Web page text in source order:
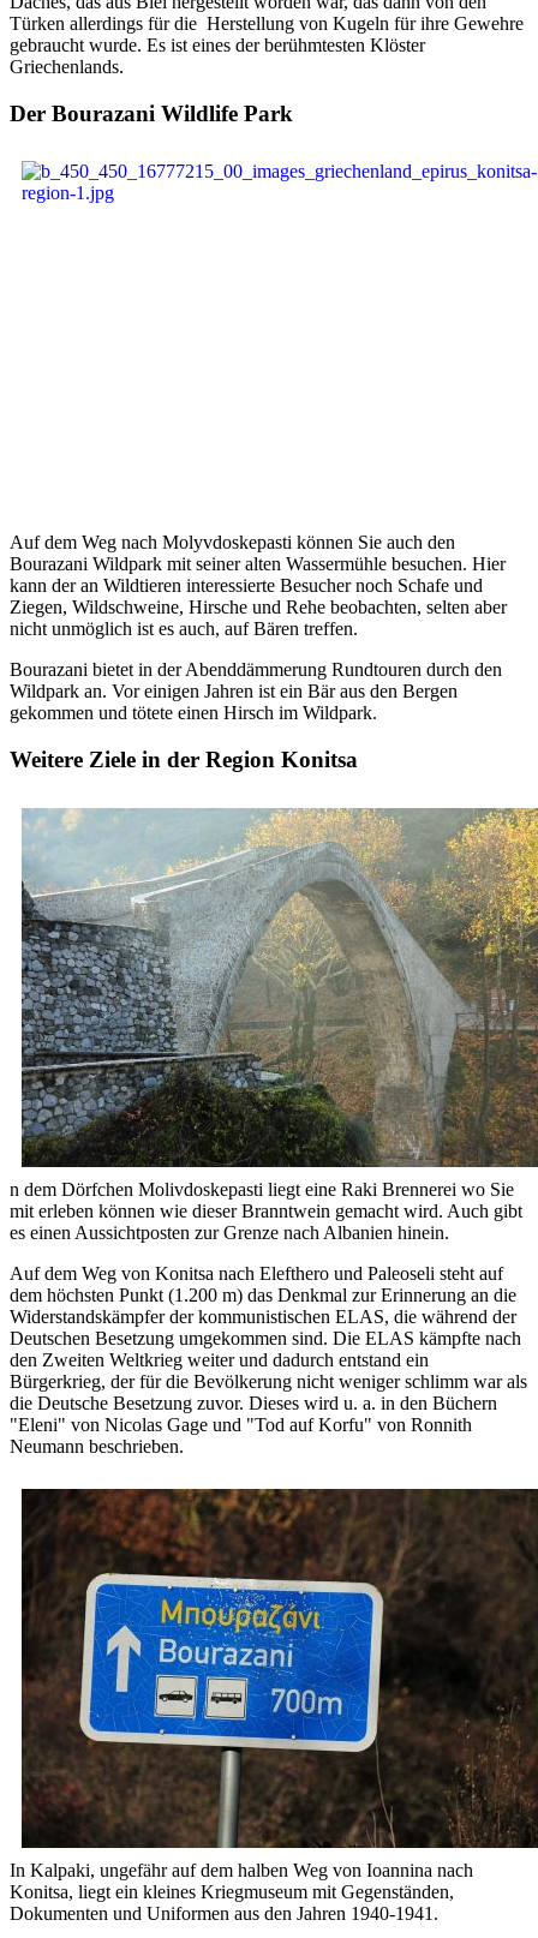
Türken allerdings für die Herstellung von Kugeln für ihre Gewehre
gebraucht wurde. Es ist eines der berühmtesten Klöster
Griechenlands.
Der Bourazani Wildlife Park
Auf dem Weg nach Molyvdoskepasti können Sie auch den
Bourazani Wildpark mit seiner alten Wassermühle besuchen. Hier
kann der an Wildtieren interessierte Besucher noch Schafe und
Ziegen, Wildschweine, Hirsche und Rehe beobachten, selten aber
nicht unmöglich ist es auch, auf Bären treffen.
Bourazani bietet in der Abenddämmerung Rundtouren durch den
Wildpark an. Vor einigen Jahren ist ein Bär aus den Bergen
gekommen und tötete einen Hirsch im Wildpark.
Weitere Ziele in der Region Konitsa
n dem Dörfchen Molivdoskepasti liegt eine Raki Brennerei wo Sie
mit erleben können wie dieser Branntwein gemacht wird. Auch gibt
es einen Aussichtposten zur Grenze nach Albanien hinein.
Auf dem Weg von Konitsa nach Elefthero und Paleoseli steht auf
dem höchsten Punkt (1.200 m) das Denkmal zur Erinnerung an die
Widerstandskämpfer der kommunistischen ELAS, die während der
Deutschen Besetzung umgekommen sind. Die ELAS kämpfte nach
den Zweiten Weltkrieg weiter und dadurch entstand ein
Bürgerkrieg, der für die Bevölkerung nicht weniger schlimm war als
die Deutsche Besetzung zuvor. Dieses wird u. a. in den Büchern
"Eleni" von Nicolas Gage und "Tod auf Korfu" von Ronnith
Neumann beschrieben.
In Kalpaki, ungefähr auf dem halben Weg von Ioannina nach
Konitsa, liegt ein kleines Kriegmuseum mit Gegenständen,
Dokumenten und Uniformen aus den Jahren 1940-1941.